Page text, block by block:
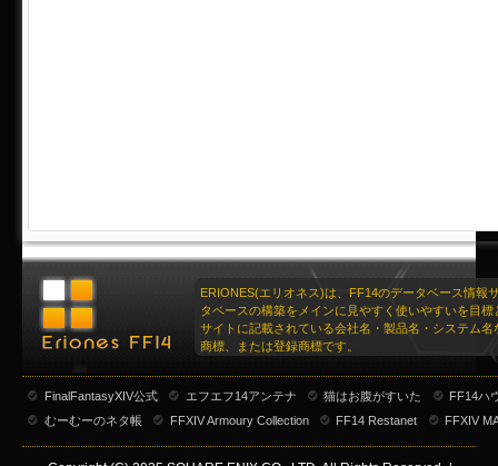
ERIONES(エリオネス)は、FF14のデータベース情報
タベースの構築をメインに見やすく使いやすいを目標
サイトに記載されている会社名・製品名・システム名
商標、または登録商標です。
FinalFantasyXIV公式 エフエフ14アンテナ 猫はお腹がすいた
FF14ハ
むーむーのネタ帳
FFXIV Armoury Collection FF14 Restanet FFXIV